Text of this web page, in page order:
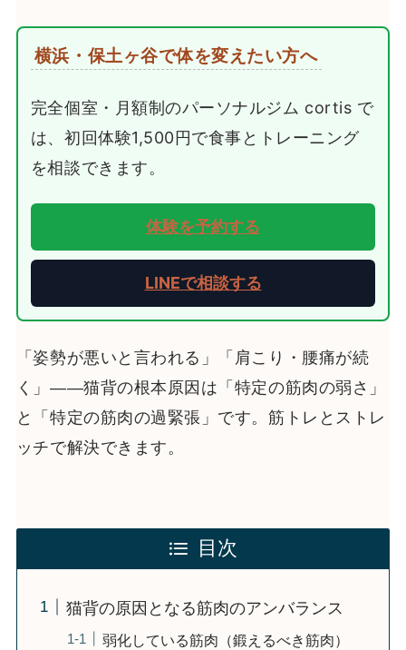
横浜・保土ヶ谷で体を変えたい方へ
完全個室・月額制のパーソナルジム cortis で
は、初回体験1,500円で食事とトレーニング
を相談できます。
体験を予約する
LINEで相談する
「姿勢が悪いと言われる」「肩こり・腰痛が続
く」——猫背の根本原因は「特定の筋肉の弱さ」
と「特定の筋肉の過緊張」です。筋トレとストレ
ッチで解決できます。
目次
猫背の原因となる筋肉のアンバランス
弱化している筋肉（鍛えるべき筋肉）